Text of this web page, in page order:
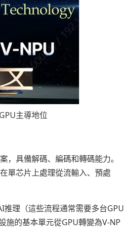
主導地位
，具備解碼、編碼和轉碼能力。
單芯片上處理從流輸入、預處
理（這些流程通常需要多台GPU
施的基本單元從GPU轉變為V-NP